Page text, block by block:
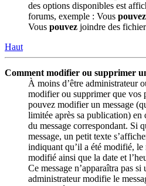
des options disponibles est
forums, exemple : Vous pouvez
Vous pouvez joindre des
Haut
Comment modifier ou supprimer
À moins d’être administrateur
modifier ou supprimer que vos
pouvez modifier un message
limitée après sa publication) en
du message correspondant. Si
message, un petit texte
indiquant qu’il a été modifié, le
modifié ainsi que la date et
Ce message n’apparaîtra pas
administrateur modifie le